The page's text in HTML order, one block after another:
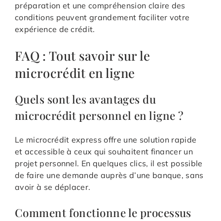
préparation et une compréhension claire des
conditions peuvent grandement faciliter votre
expérience de crédit.
FAQ : Tout savoir sur le
microcrédit en ligne
Quels sont les avantages du
microcrédit personnel en ligne ?
Le microcrédit express offre une solution rapide
et accessible à ceux qui souhaitent financer un
projet personnel. En quelques clics, il est possible
de faire une demande auprès d’une banque, sans
avoir à se déplacer.
Comment fonctionne le processus